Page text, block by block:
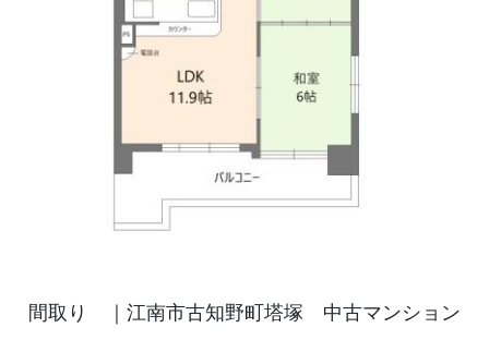
間取り ｜江南市古知野町塔塚 中古マンション